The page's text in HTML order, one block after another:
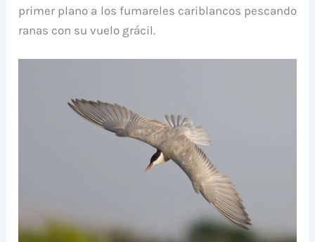
primer plano a los fumareles cariblancos pescando
ranas con su vuelo grácil.